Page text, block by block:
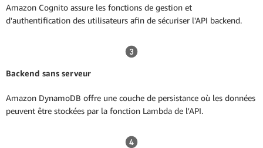
Amazon Cognito assure les fonctions de gestion et
d'authentification des utilisateurs afin de sécuriser l'API backend.
Backend sans serveur
Amazon DynamoDB offre une couche de persistance où les données
peuvent être stockées par la fonction Lambda de l'API.